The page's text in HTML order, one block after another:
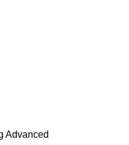
Advanced